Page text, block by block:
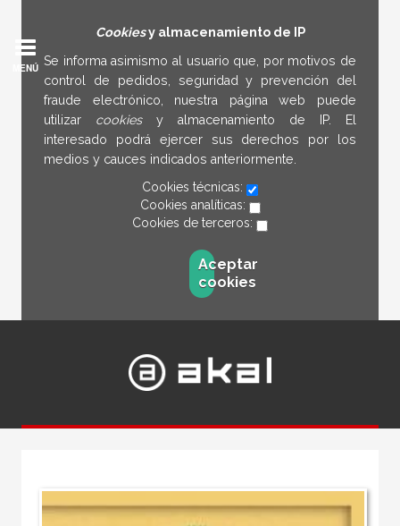
Cookiesy almacenamiento de IP
Se informa asimismo al usuario que, por motivos de
control de pedidos, seguridad y prevención del
fraude electrónico, nuestra página web puede
utilizar cookies y almacenamiento de IP. El
interesado podrá ejercer sus derechos por los
medios y cauces indicados anteriormente.
Cookies técnicas:
Cookies analíticas:
Cookies de terceros:
Aceptar
cookies
MENÚ